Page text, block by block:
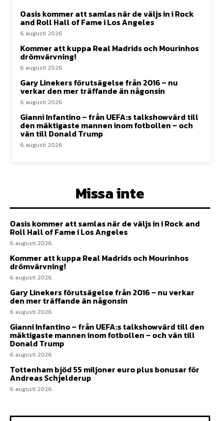
Oasis kommer att samlas när de väljs in i Rock
and Roll Hall of Fame i Los Angeles
6 augusti 2026
Kommer att kuppa Real Madrids och Mourinhos
drömvärvning!
6 augusti 2026
Gary Linekers förutsägelse från 2016 – nu
verkar den mer träffande än någonsin
6 augusti 2026
Gianni Infantino – från UEFA:s talkshowvärd till
den mäktigaste mannen inom fotbollen – och
vän till Donald Trump
6 augusti 2026
Missa inte
Oasis kommer att samlas när de väljs in i Rock and
Roll Hall of Fame i Los Angeles
6 augusti 2026
Kommer att kuppa Real Madrids och Mourinhos
drömvärvning!
6 augusti 2026
Gary Linekers förutsägelse från 2016 – nu verkar
den mer träffande än någonsin
6 augusti 2026
Gianni Infantino – från UEFA:s talkshowvärd till den
mäktigaste mannen inom fotbollen – och vän till
Donald Trump
6 augusti 2026
Tottenham bjöd 55 miljoner euro plus bonusar för
Andreas Schjelderup
6 augusti 2026